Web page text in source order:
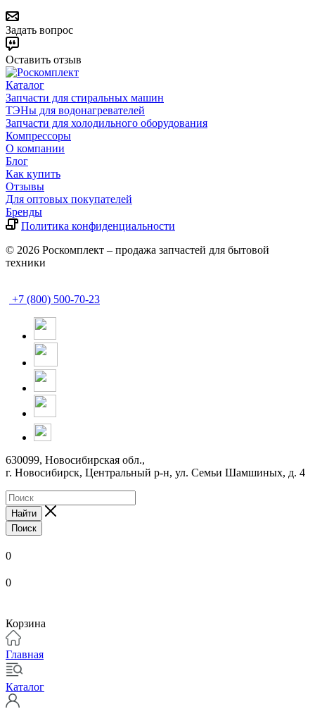
Задать вопрос
Оставить отзыв
Каталог
Запчасти для стиральных машин
ТЭНы для водонагревателей
Запчасти для холодильного оборудования
Компрессоры
О компании
Блог
Как купить
Отзывы
Для оптовых покупателей
Бренды
Политика конфиденциальности
© 2026 Роскомплект – продажа запчастей для бытовой
техники
+7 (800) 500-70-23
630099, Новосибирская обл.,
г. Новосибирск, Центральный р-н, ул. Семьи Шамшиных, д. 4
Найти
Поиск
0
0
Корзина
Главная
Каталог